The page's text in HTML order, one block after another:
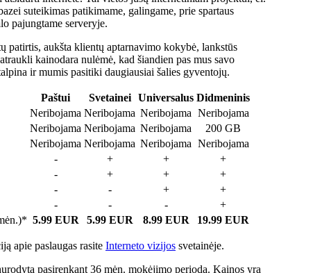
suteikimas patikimame, galingame, prie spartaus
pajungtame serveryje.
patirtis, aukšta klientų aptarnavimo kokybė, lankstūs
kainodara nulėmė, kad šiandien pas mus savo
ir mumis pasitiki daugiausiai šalies gyventojų.
Paštui Svetainei Universalus Didmeninis
Neribojama Neribojama Neribojama Neribojama
Neribojama Neribojama Neribojama
200 GB
Neribojama Neribojama Neribojama Neribojama
- + +
+
- + +
+
- - +
+
- - -
+
5.99 EUR 5.99 EUR 8.99 EUR 19.99 EUR
apie paslaugas rasite Interneto vizijos svetainėje.
pasirenkant 36 mėn. mokėjimo periodą. Kainos yra